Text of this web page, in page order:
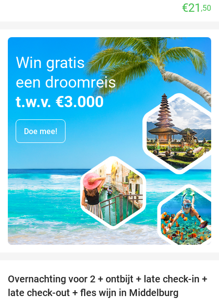
€21 ,50
Win gratis
een droomreis
t.w.v. €3.000
Doe mee!
52%
Overnachting voor 2 + ontbijt + late check-in +
late check-out + fles wijn in Middelburg